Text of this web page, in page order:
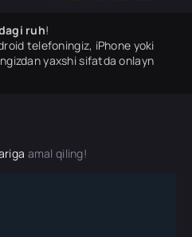
ruh!
telefoningiz, iPhone yoki
yaxshi sifatda onlayn
amal qiling!